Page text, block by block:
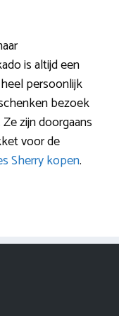
is altijd een
persoonlijk
bezoek
zijn doorgaans
voor de
Sherry kopen.